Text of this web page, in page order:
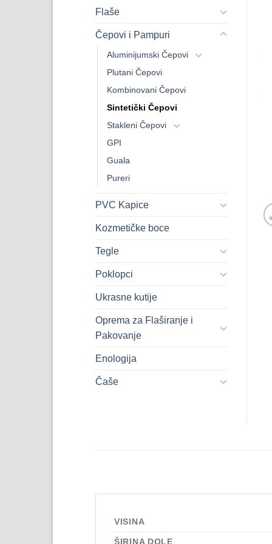
Flaše
Čepovi i Pampuri
Aluminijumski Čepovi
Plutani Čepovi
Kombinovani Čepovi
Sintetički Čepovi
Stakleni Čepovi
GPI
Guala
Pureri
PVC Kapice
Kozmetičke boce
Tegle
Poklopci
Ukrasne kutije
Oprema za Flaširanje i
Pakovanje
Enologija
Čaše
VISINA
ŠIRINA DOLE